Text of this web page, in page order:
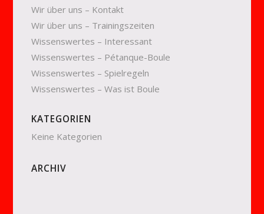
Wir über uns – Kontakt
Wir über uns – Trainingszeiten
Wissenswertes – Interessant
Wissenswertes – Pétanque-Boule
Wissenswertes – Spielregeln
Wissenswertes – Was ist Boule
KATEGORIEN
Keine Kategorien
ARCHIV